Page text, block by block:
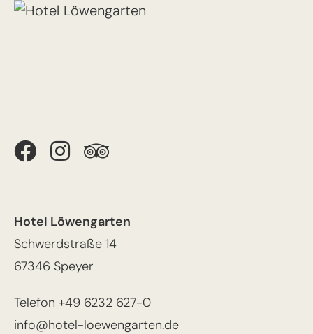
Hotel Löwengarten
Schwerdstraße 14
67346 Speyer
Telefon +49 6232 627-0
info@hotel-loewengarten.de